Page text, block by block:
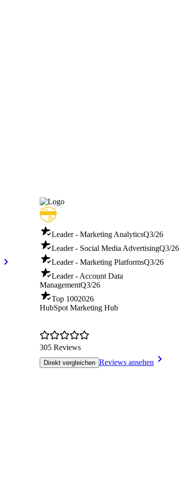
Leader - Marketing AnalyticsQ3/26
Leader - Social Media AdvertisingQ3/26
Leader - Marketing PlatformsQ3/26
Leader - Account Data
ManagementQ3/26
Top 1002026
HubSpot Marketing Hub
305 Reviews
Direkt vergleichen Reviews ansehen